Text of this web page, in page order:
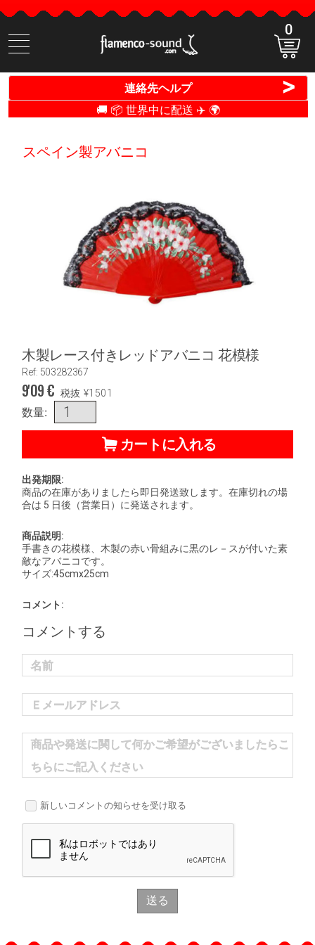
商
品
検
0
連絡先ヘルプ >
🚚 📦 世界中に配送 ✈️ 🌍
スペイン製アバニコ
木製レース付きレッドアバニコ 花模様
Ref: 503282367
9'09€ 税抜 ¥1501
数量:
カートに入れる
出発期限:
商品の在庫がありましたら即日発送致します。在庫切れの場
合は 5 日後（営業日）に発送されます。
商品説明:
手書きの花模様、木製の赤い骨組みに黒のレ－スが付いた素
敵なアバニコです。
サイズ:45cmx25cm
コメント:
コメントする
名前
Ｅメールアドレス
商品や発送に関して何かご希望がございましたらこ
ちらにご記入ください
新しいコメントの知らせを受け取る
送る